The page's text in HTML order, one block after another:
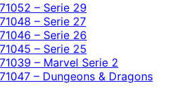
– Serie 29
– Serie 27
– Serie 26
– Serie 25
– Marvel Serie 2
– Dungeons & Dragons